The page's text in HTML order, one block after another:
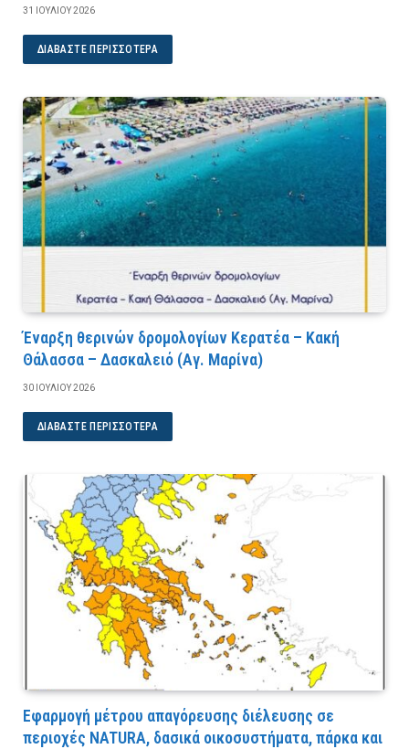
31 ΙΟΥΛΊΟΥ 2026
ΔΙΑΒΆΣΤΕ ΠΕΡΙΣΣΌΤΕΡΑ
Έναρξη θερινών δρομολογίων Κερατέα – Κακή
Θάλασσα – Δασκαλειό (Αγ. Μαρίνα)
30 ΙΟΥΛΊΟΥ 2026
ΔΙΑΒΆΣΤΕ ΠΕΡΙΣΣΌΤΕΡΑ
Εφαρμογή μέτρου απαγόρευσης διέλευσης σε
περιοχές NATURA, δασικά οικοσυστήματα, πάρκα και